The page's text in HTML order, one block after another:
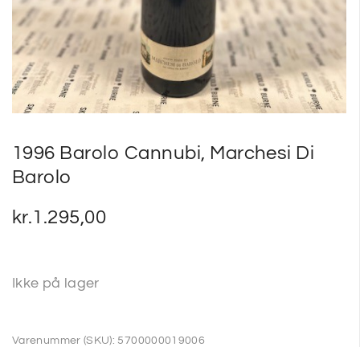
1996 Barolo Cannubi, Marchesi Di
Barolo
kr.1.295,00
Ikke på lager
Varenummer (SKU): 5700000019006